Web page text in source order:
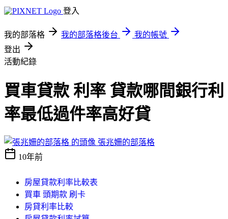
登入
我的部落格 我的部落格後台
我的帳號
登出
活動紀錄
買車貸款 利率 貸款哪間銀行利
率最低過件率高好貸
張兆姍的部落格
10年前
房屋貸款利率比較表
買車 頭期款 刷卡
房貸利率比較